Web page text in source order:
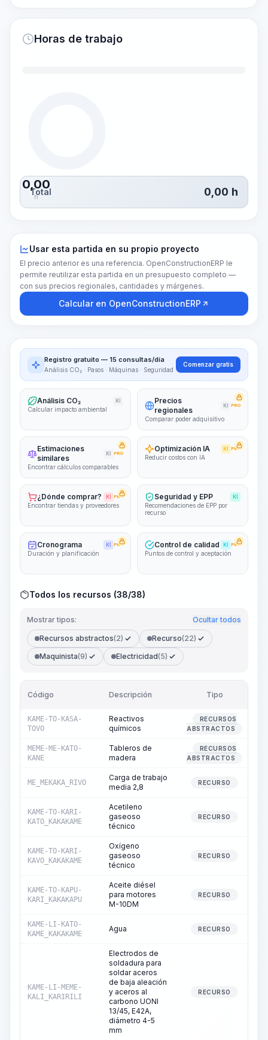
Horas de trabajo
0,00
h
Total 0,00 h
Usar esta partida en su propio proyecto
El precio anterior es una referencia. OpenConstructionERP le
permite reutilizar esta partida en un presupuesto completo —
con sus precios regionales, cantidades y márgenes.
Calcular en OpenConstructionERP
Registro gratuito — 15 consultas/día
Análisis CO₂ · Pasos · Máquinas · Seguridad
Comenzar gratis
Análisis CO₂ KI
Calcular impacto ambiental
Precios
regionales
KI PRO
Comparar poder adquisitivo
Estimaciones
similares
KI PRO
Encontrar cálculos comparables
Optimización IA KI PRO
Reducir costos con IA
¿Dónde comprar? KI PRO
Encontrar tiendas y proveedores
Seguridad y EPP KI
Recomendaciones de EPP por
recurso
Cronograma KI PRO
Duración y planificación
Control de calidad KI PRO
Puntos de control y aceptación
Todos los recursos (38/38)
Mostrar tipos: Ocultar todos
Recursos abstractos(2) Recurso(22)
Maquinista(9) Electricidad(5)
Código Descripción Tipo
KAME-TO-KASA-
TOVO
Reactivos
químicos
RECURSOS
ABSTRACTOS
MEME-ME-KATO-
KANE
Tableros de
madera
RECURSOS
ABSTRACTOS
ME_MEKAKA_RIVO
Carga de trabajo
media 2,8
RECURSO
KAME-TO-KARI-
KATO_KAKAKAME
Acetileno
gaseoso
técnico
RECURSO
KAME-TO-KARI-
KAVO_KAKAKAME
Oxígeno
gaseoso
técnico
RECURSO
KAME-TO-KAPU-
KARI_KAKAKAPU
Aceite diésel
para motores
M-10DM
RECURSO
KAME-LI-KATO-
KAME_KAKAKAME
Agua RECURSO
KAME-LI-MEME-
KALI_KARIRILI
Electrodos de
soldadura para
soldar aceros
de baja aleación
y aceros al
carbono UONI
13/45, E42A,
diámetro 4-5
mm
RECURSO